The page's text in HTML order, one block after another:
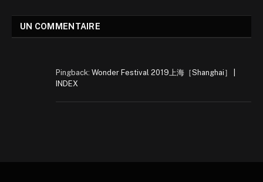
UN COMMENTAIRE
Pingback: Wonder Festival 2019上海［Shanghai］ |
INDEX